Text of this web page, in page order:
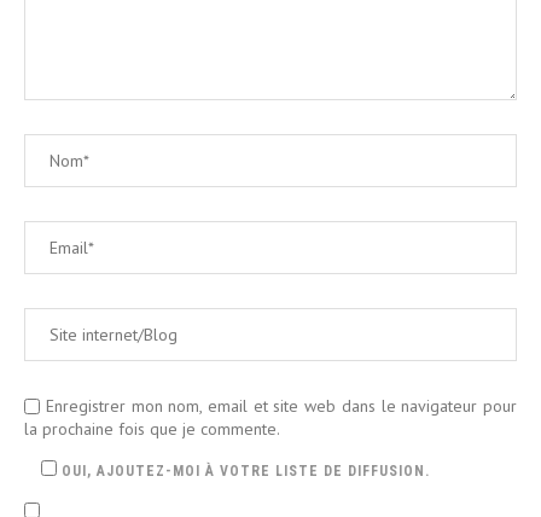
Enregistrer mon nom, email et site web dans le navigateur pour
la prochaine fois que je commente.
OUI, AJOUTEZ-MOI À VOTRE LISTE DE DIFFUSION.